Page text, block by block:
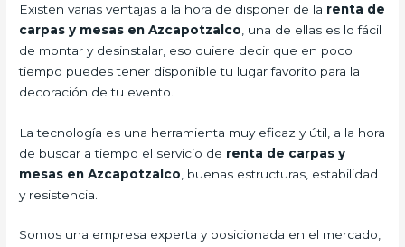
Existen varias ventajas a la hora de disponer de la renta de
carpas y mesas en Azcapotzalco , una de ellas es lo fácil
de montar y desinstalar, eso quiere decir que en poco
tiempo puedes tener disponible tu lugar favorito para la
decoración de tu evento.
La tecnología es una herramienta muy eficaz y útil, a la hora
de buscar a tiempo el servicio de renta de carpas y
mesas en Azcapotzalco , buenas estructuras, estabilidad
y resistencia.
Somos una empresa experta y posicionada en el mercado,